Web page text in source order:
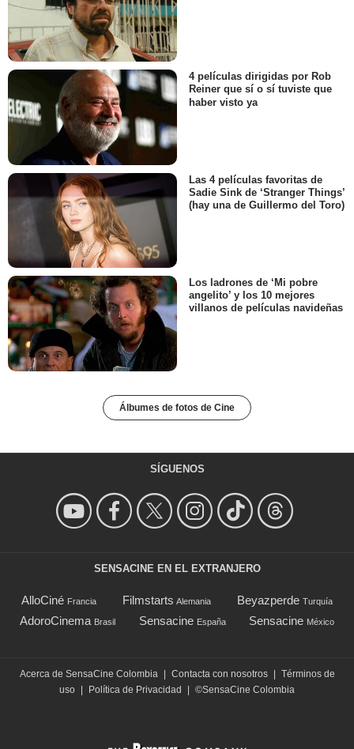
4 películas dirigidas por Rob
Reiner que sí o sí tuviste que
haber visto ya
Las 4 películas favoritas de
Sadie Sink de ‘Stranger Things’
(hay una de Guillermo del Toro)
Los ladrones de ‘Mi pobre
angelito’ y los 10 mejores
villanos de películas navideñas
Álbumes de fotos de Cine
SÍGUENOS
SENSACINE EN EL EXTRANJERO
AlloCiné Francia Filmstarts Alemania Beyazperde Turquía
AdoroCinema Brasil Sensacine España Sensacine México
Acerca de SensaCine Colombia | Contacta con nosotros | Términos de
uso | Política de Privacidad | ©SensaCine Colombia